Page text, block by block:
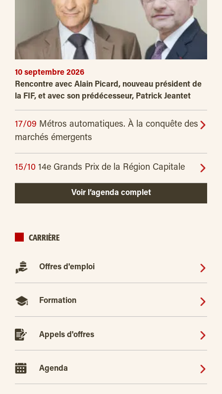
10 septembre 2026
Rencontre avec Alain Picard, nouveau président de
la FIF, et avec son prédécesseur, Patrick Jeantet
17/09 Métros automatiques. À la conquête des
marchés émergents
15/10 14e Grands Prix de la Région Capitale
Voir l’agenda complet
CARRIÈRE
Offres d'emploi
Formation
Appels d'offres
Agenda